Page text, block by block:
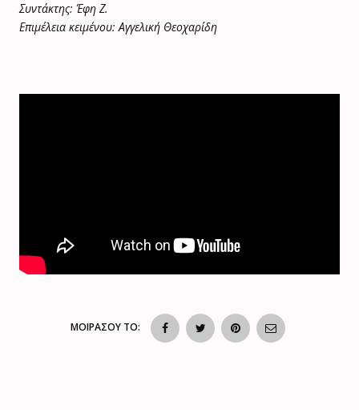
Συντάκτης: Έφη Ζ.
Επιμέλεια κειμένου: Αγγελική Θεοχαρίδη
ΜΟΙΡΑΣΟΥ ΤΟ: